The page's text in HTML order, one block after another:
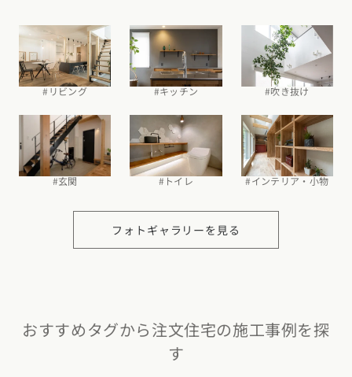
#リビング #キッチン #吹き抜け
#玄関 #トイレ #インテリア・小物
フォトギャラリーを見る
おすすめタグから注文住宅の施工事例を探
す